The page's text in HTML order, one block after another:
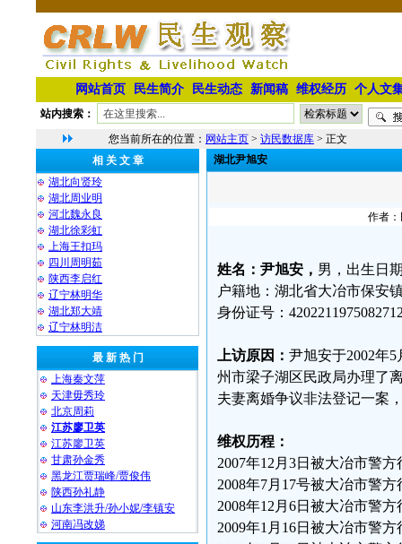
网站首页 民生简介 民生动态 新闻稿 维权经历 个人文
站内搜索：
您当前所在的位置： 网站主页 > 访民数据库 > 正文
相 关 文 章
湖北向贤玲
湖北周业明
河北魏永良
湖北徐彩虹
上海王扣玛
四川周明茹
陕西李启红
辽宁林明华
湖北郑大靖
⁨辽宁林明洁
最 新 热 门
上海秦文萍
天津毋秀玲
北京周莉
江苏廖卫英
江苏廖卫英
甘肃孙金秀
黑龙江贾瑞峰/贾俊伟
陕西孙礼静
山东李洪升/孙小妮/李镇安
河南冯改娣
湖北尹旭安
作者：
姓名：尹旭安， 男，出生日
户籍地：湖北省大冶市保安
身份证号：
上访原因： 尹旭安于2002年
州市梁子湖区民政局办理了
夫妻离婚争议非法登记一案
维权历程：
2007年12月3日被大冶市警
2008年7月17号被大冶市警
2008年12月6日被大冶市警
2009年1月16日被大冶市警